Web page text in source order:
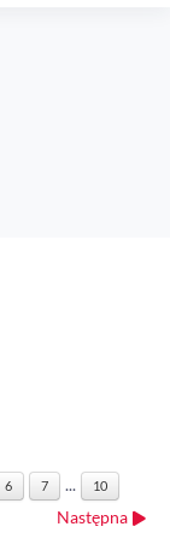
6 7 ... 10
Następna